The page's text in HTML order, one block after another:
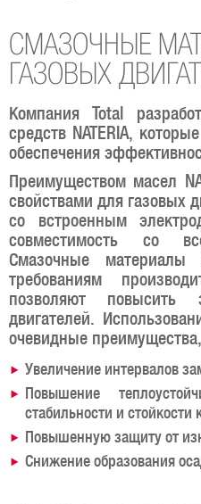
СМАЗОЧНЫЕ
ГАЗОВЫХ
Компания Total
средств NATERIA,
обеспечения
Преимуществом масел
свойствами для газовых
со встроенным
совместимость со
Смазочные материалы
требованиям
позволяют повысить
двигателей.
очевидные
Увеличение интервалов
Повышение
стабильности и
Повышенную защиту от
Снижение образования